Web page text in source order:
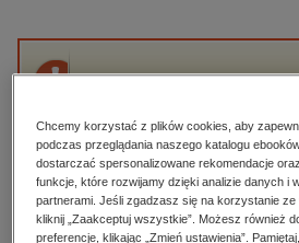
biznesowe, branżowe,
darmowe wydania
edukacja
hobby, sport, rozrywka
komputery, internet,
High-contrast mode
Polecane
Chcemy korzystać z plików cookies, aby
podczas przeglądania naszego katalogu
dostarczać spersonalizowane rekomendacje
funkcje, które rozwijamy dzięki analizie danych i
partnerami. Jeśli zgadzasz się na korzystanie
kliknij „Zaakceptuj wszystkie”. Możesz również
preferencje, klikając „Zmień ustawienia”.